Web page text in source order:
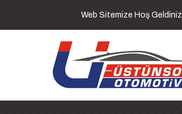
Web Sitemize Hoş Geldiniz